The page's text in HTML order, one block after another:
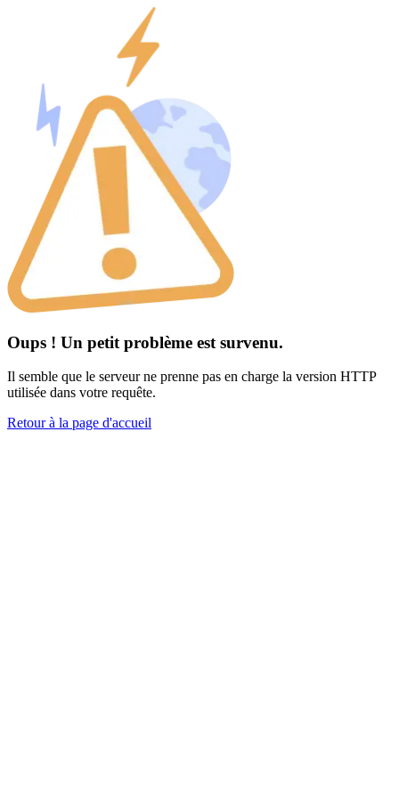
Oups ! Un petit problème est survenu.
Il semble que le serveur ne prenne pas en charge la version HTTP
utilisée dans votre requête.
Retour à la page d'accueil